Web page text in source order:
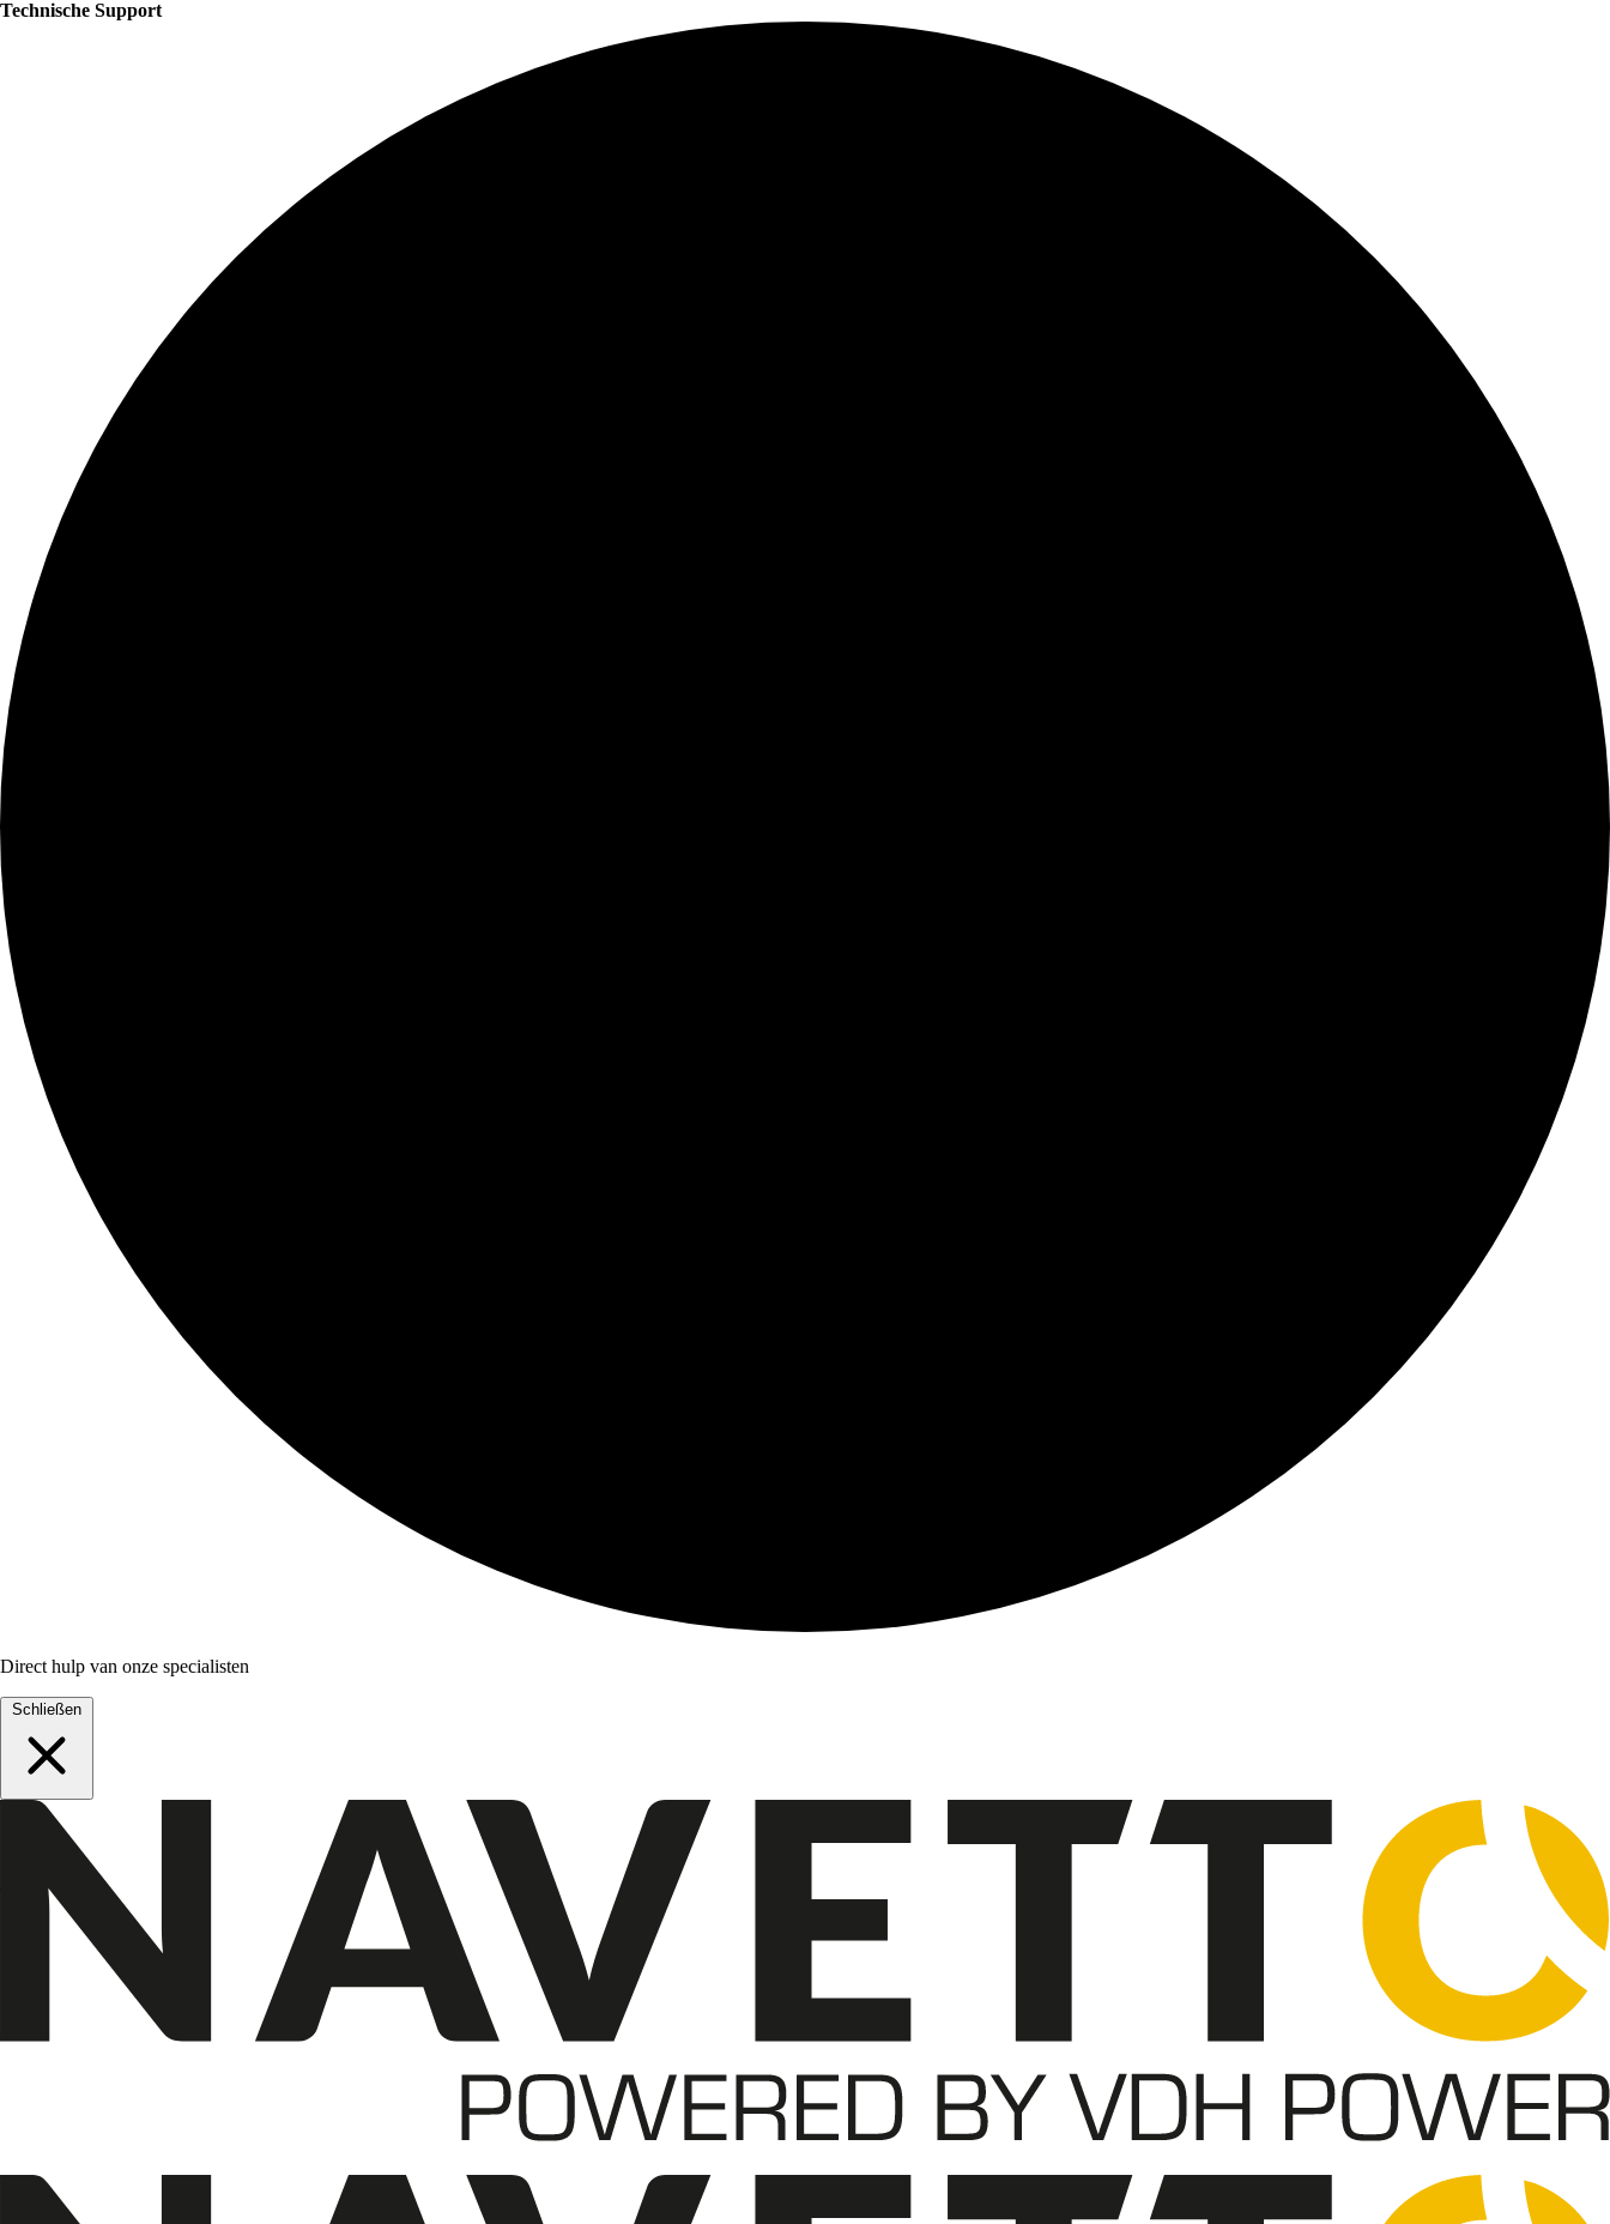
Technische Support
Direct hulp van onze specialisten
Schließen